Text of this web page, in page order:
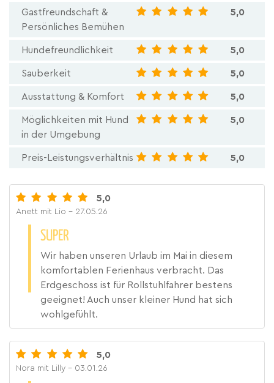
Gastfreundschaft &
Persönliches Bemühen
5,0
Hundefreundlichkeit 5,0
Sauberkeit 5,0
Ausstattung & Komfort 5,0
Möglichkeiten mit Hund
in der Umgebung
5,0
Preis-Leistungsverhältnis 5,0
5,0
Anett mit Lio - 27.05.26
SUPER
Wir haben unseren Urlaub im Mai in diesem
komfortablen Ferienhaus verbracht. Das
Erdgeschoss ist für Rollstuhlfahrer bestens
geeignet! Auch unser kleiner Hund hat sich
wohlgefühlt.
5,0
Nora mit Lilly - 03.01.26